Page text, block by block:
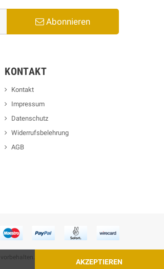
Abonnieren
KONTAKT
Kontakt
Impressum
Datenschutz
Widerrufsbelehrung
AGB
AKZEPTIEREN